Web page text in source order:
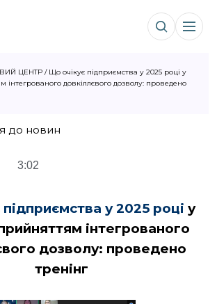
ЦЕНТР / Що очікує підприємства у 2025 році у
інтегрованого довкіллєвого дозволу: проведено
до новин
3:02
у 2025 році у
інтегрованого
дозволу: проведено
тренінг